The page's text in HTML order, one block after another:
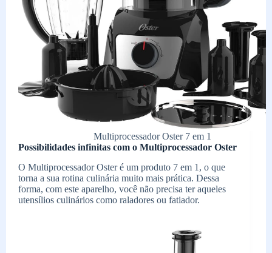
Multiprocessador Oster 7 em 1
Possibilidades infinitas com o Multiprocessador Oster
O Multiprocessador Oster é um produto 7 em 1, o que
torna a sua rotina culinária muito mais prática. Dessa
forma, com este aparelho, você não precisa ter aqueles
utensílios culinários como raladores ou fatiador.